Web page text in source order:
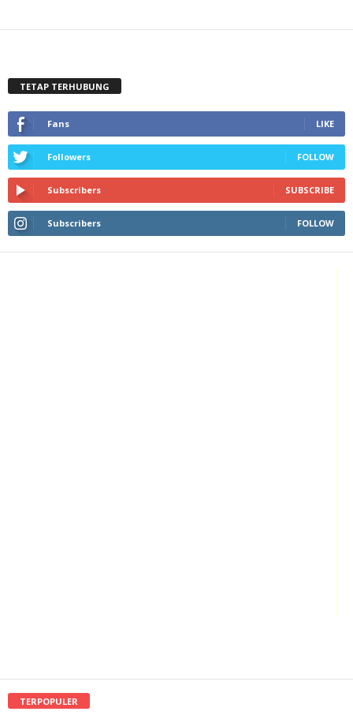
TETAP TERHUBUNG
Fans LIKE
Followers FOLLOW
Subscribers SUBSCRIBE
Subscribers FOLLOW
TERPOPULER